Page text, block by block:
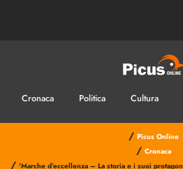
Cronaca Politica Cultura
/ Picus Online
/ Cronaca
/ 'Marche d’eccellenza – La storia e i suoi protagonisti'. L’intervento del